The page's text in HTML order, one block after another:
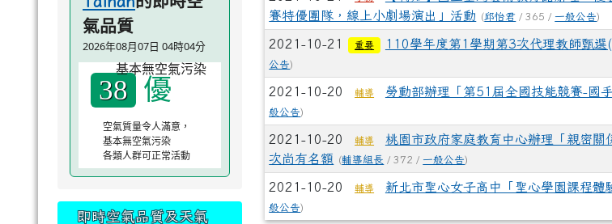
賽特優團隊，線上小劇場演出」活動
(邱怡君 / 365 / 一般公告)
2021-10-21 重要 110學年度第1學期第3次代理教師甄
公告)
2021-10-20 輔導 勞動部辦理「第51屆全國技能競賽-國
般公告)
2021-10-20 輔導
桃園市政府家庭教育中心辦理「親密
次尚有名額
(輔導組長 / 372 / 一般公告)
2021-10-20 輔導 新北市聖心女子高中「聖心學園課程體
般公告)
氣品質
2026年08月07日 04時04分
38 優
空氣質量令人滿意，
基本無空氣污染
各類人群可正常活動
即時空氣品質及天氣